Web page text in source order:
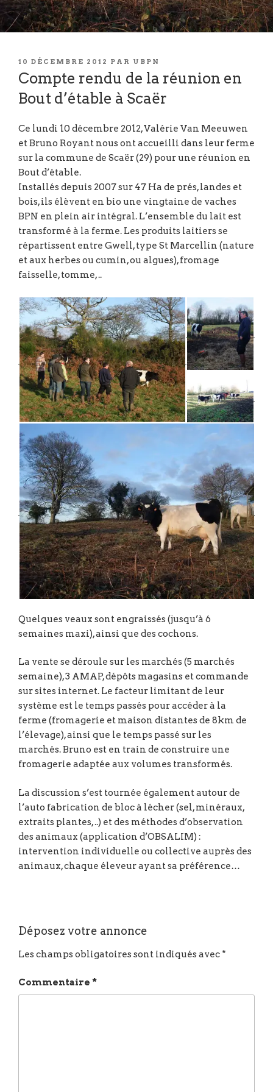
PUBLIÉ
LE
10 DÉCEMBRE 2012 PAR UBPN
Compte rendu de la réunion en
Bout d’étable à Scaër
Ce lundi 10 décembre 2012, Valérie Van Meeuwen
et Bruno Royant nous ont accueilli dans leur ferme
sur la commune de Scaër (29) pour une réunion en
Bout d’étable.
Installés depuis 2007 sur 47 Ha de prés, landes et
bois, ils élèvent en bio une vingtaine de vaches
BPN en plein air intégral. L’ensemble du lait est
transformé à la ferme. Les produits laitiers se
répartissent entre Gwell, type St Marcellin (nature
et aux herbes ou cumin, ou algues), fromage
faisselle, tomme, ..
Quelques veaux sont engraissés (jusqu’à 6
semaines maxi), ainsi que des cochons.
La vente se déroule sur les marchés (5 marchés
semaine), 3 AMAP, dépôts magasins et commande
sur sites internet. Le facteur limitant de leur
système est le temps passés pour accéder à la
ferme (fromagerie et maison distantes de 8km de
l’élevage), ainsi que le temps passé sur les
marchés. Bruno est en train de construire une
fromagerie adaptée aux volumes transformés.
La discussion s’est tournée également autour de
l’auto fabrication de bloc à lécher (sel, minéraux,
extraits plantes, ..) et des méthodes d’observation
des animaux (application d’OBSALIM) :
intervention individuelle ou collective auprès des
animaux, chaque éleveur ayant sa préférence…
Déposez votre annonce
Les champs obligatoires sont indiqués avec*
Commentaire *